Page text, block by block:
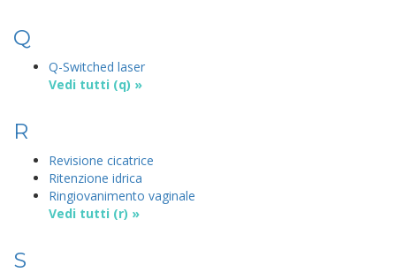
Q
Q-Switched laser
Vedi tutti (q) »
R
Revisione cicatrice
Ritenzione idrica
Ringiovanimento vaginale
Vedi tutti (r) »
S